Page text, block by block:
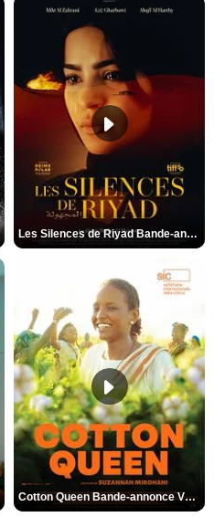
Les Silences de Riyad Bande-annonce VO STFR
Cotton Queen Bande-annonce VO STFR